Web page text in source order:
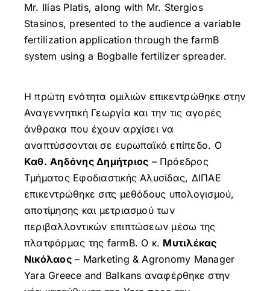
Mr. Ilias Platis, along with Mr. Stergios
Stasinos, presented to the audience a variable
fertilization application through the farmB
system using a Bogballe fertilizer spreader.
Η πρώτη ενότητα ομιλιών επικεντρώθηκε στην
Αναγεννητική Γεωργία και την τις αγορές
άνθρακα που έχουν αρχίσει να
αναπτύσσονται σε ευρωπαϊκό επίπεδο. Ο
Καθ. Αηδόνης Δημήτριος – Πρόεδρος
Τμήματος Εφοδιαστικής Αλυσίδας, ΔΙΠΑΕ
επικεντρώθηκε σιτς μεθόδους υπολογισμού,
αποτίμησης και μετριασμού των
περιβαλλοντικών επιπτώσεων μέσω της
πλατφόρμας της farmB. Ο κ. Μυτιλέκας
Νικόλαος– Marketing & Agronomy Manager
Yara Greece and Balkans αναφέρθηκε στην